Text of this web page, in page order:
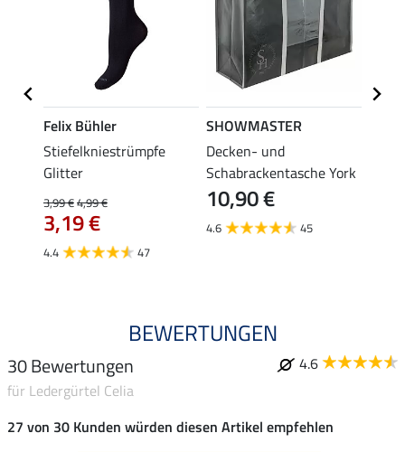
Felix Bühler
Stiefelkniestrümpfe
Glitter
3,99 €4,99 €
3,19 €
4.4 47
SHOWMASTER
Decken- und
Schabrackentasche York
10,90 €
4.6 45
BEWERTUNGEN
30 Bewertungen
4.6
für Ledergürtel Celia
27 von 30 Kunden würden diesen Artikel empfehlen